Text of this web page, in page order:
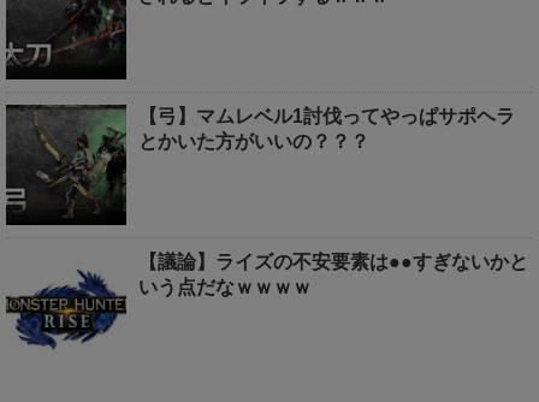
【弓】マムレベル1討伐ってやっぱサポヘラ
とかいた方がいいの？？？
【議論】ライズの不安要素は●●すぎないかと
いう点だなｗｗｗｗ